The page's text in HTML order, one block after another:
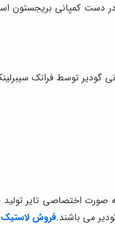
دست کمپانی بریجستون
گودیر توسط فرانک
صورت اختصاصی تایر
می باشند.فروش لاستیک